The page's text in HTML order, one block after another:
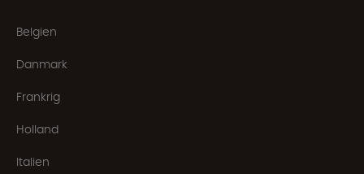
Belgien
Danmark
Frankrig
Holland
Italien